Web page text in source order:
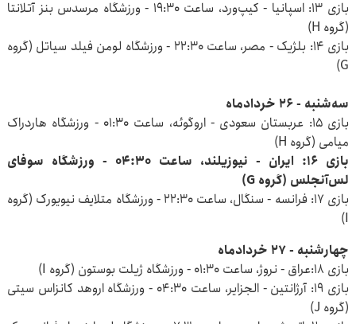
بازی ۱۳: اسپانیا - کیپ‌ورد، ساعت ۱۹:۳۰ - ورزشگاه مرسدس بنز آتلانتا
(گروه H)
بازی ۱۴: بلژیک - مصر، ساعت ۲۲:۳۰ - ورزشگاه لومن فیلد سیاتل (گروه
G)
سه‌شنبه - ۲۶ خردادماه
بازی ۱۵: عربستان سعودی - اروگوئه، ساعت ۰۱:۳۰ - ورزشگاه هاردراک
میامی (گروه H)
بازی ۱۶: ایران - نیوزیلند، ساعت ۰۴:۳۰ - ورزشگاه سوفای
لس‌آنجلس (گروه G)
بازی ۱۷: فرانسه - سنگال، ساعت ۲۲:۳۰ - ورزشگاه متلایف نیویورک (گروه
I)
چهارشنبه - ۲۷ خردادماه
بازی ۱۸:عراق - نروژ، ساعت ۰۱:۳۰ - ورزشگاه ژیلت بوستون (گروه I)
بازی ۱۹: آرژانتین - الجزایر، ساعت ۰۴:۳۰ - ورزشگاه اروهد کانزاس سیتی
(گروه J)